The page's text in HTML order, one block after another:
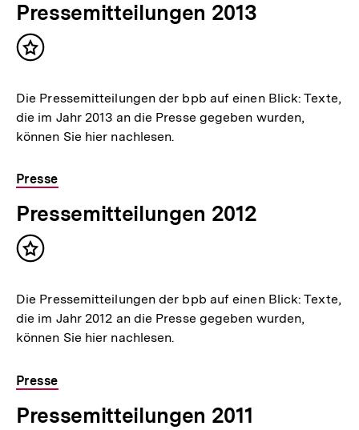
Pressemitteilungen 2013
Inhalt
Die Pressemitteilungen der bpb auf einen Blick: Texte,
die im Jahr 2013 an die Presse gegeben wurden,
können Sie hier nachlesen.
Presse
Pressemitteilungen 2012
Inhalt
Die Pressemitteilungen der bpb auf einen Blick: Texte,
die im Jahr 2012 an die Presse gegeben wurden,
können Sie hier nachlesen.
Presse
Pressemitteilungen 2011